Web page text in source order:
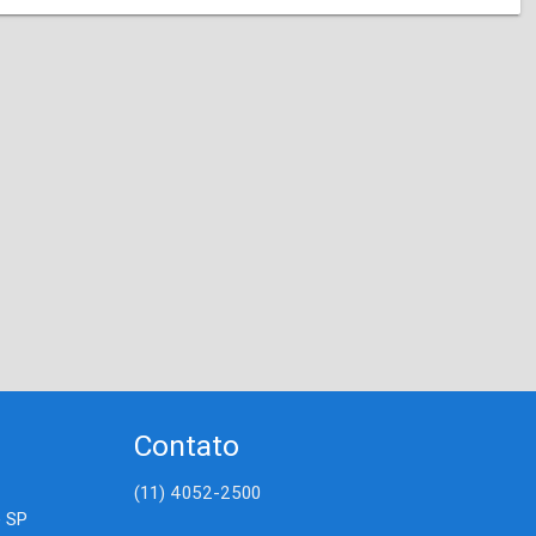
Contato
(11) 4052-2500